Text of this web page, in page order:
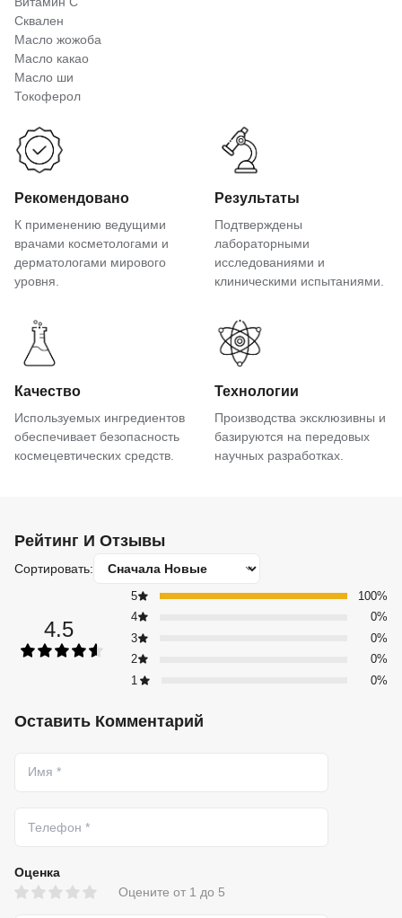
Сквален
Масло жожоба
Масло какао
Масло ши
Токоферол
Рекомендовано
К применению ведущими
врачами косметологами и
дерматологами мирового
уровня.
Результаты
Подтверждены
лабораторными
исследованиями и
клиническими испытаниями.
Качество
Используемых ингредиентов
обеспечивает безопасность
космецевтических средств.
Технологии
Производства эксклюзивны и
базируются на передовых
научных разработках.
Рейтинг И Отзывы
Сортировать:
4.5
5
100%
4
0%
3
0%
2
0%
1
0%
Оставить Комментарий
Оценка
Оцените от 1 до 5